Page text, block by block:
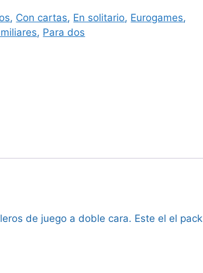
, Con cartas, En solitario, Eurogames,
, Para dos
de juego a doble cara. Este el el pack